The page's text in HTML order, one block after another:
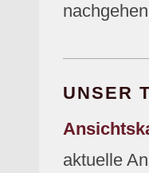
UNSER
aktuelle